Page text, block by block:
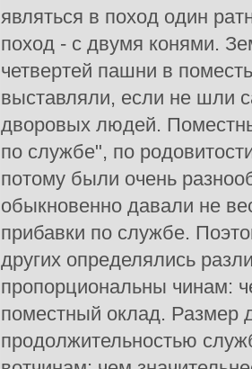
являться в поход один
поход - с двумя конями.
четвертей пашни в
выставляли, если не шли
дворовых людей.
по службе", по
потому были очень
обыкновенно давали не
прибавки по службе.
других определялись
пропорциональны чинам:
поместный оклад. Размер
продолжительностью